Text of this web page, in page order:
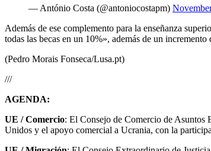
— António Costa (@antoniocostapm)
Además de ese complemento para la enseñanza
todas las becas en un 10%», además de un
(Pedro Morais Fonseca/Lusa.pt)
///
AGENDA:
UE / Comercio: El Consejo de Comercio de Asuntos
Unidos y el apoyo comercial a Ucrania, con la